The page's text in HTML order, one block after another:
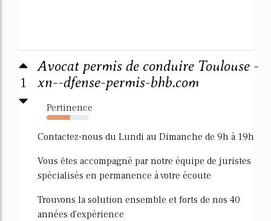
1
Avocat permis de conduire Toulouse -
xn--dfense-permis-bhb.com
Pertinence
55%
Contactez-nous du Lundi au Dimanche de 9h à 19h
Vous êtes accompagné par notre équipe de juristes
spécialisés en permanence à votre écoute
Trouvons la solution ensemble et forts de nos 40
années d'expérience